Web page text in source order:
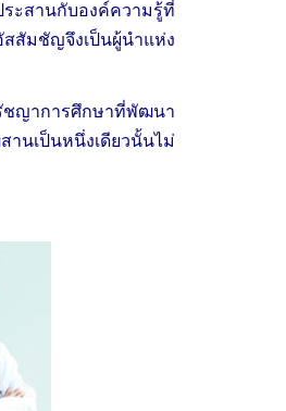
ะสานกับองค์ความรู้ที่
สัมชัญจึงเป็นผู้นำแห่ง
ชญาการศึกษาที่พัฒนา
นเป็นหนึ่งเดียวนั้นไม่